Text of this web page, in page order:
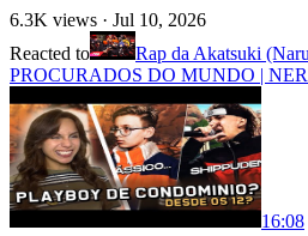
6.3K views · Jul 10, 2026
Reacted to
Rap da Akatsuki
PROCURADOS DO MUNDO |
16:08